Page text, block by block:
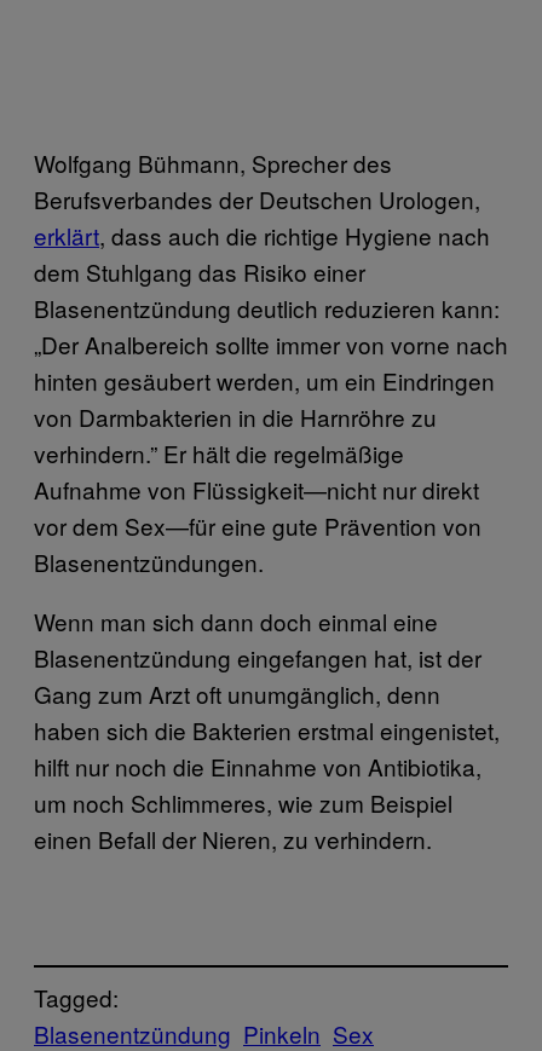
Wolfgang Bühmann, Sprecher des
Berufsverbandes der Deutschen Urologen,
erklärt, dass auch die richtige Hygiene nach
dem Stuhlgang das Risiko einer
Blasenentzündung deutlich reduzieren kann:
„Der Analbereich sollte immer von vorne nach
hinten gesäubert werden, um ein Eindringen
von Darmbakterien in die Harnröhre zu
verhindern.” Er hält die regelmäßige
Aufnahme von Flüssigkeit—nicht nur direkt
vor dem Sex—für eine gute Prävention von
Blasenentzündungen.
Wenn man sich dann doch einmal eine
Blasenentzündung eingefangen hat, ist der
Gang zum Arzt oft unumgänglich, denn
haben sich die Bakterien erstmal eingenistet,
hilft nur noch die Einnahme von Antibiotika,
um noch Schlimmeres, wie zum Beispiel
einen Befall der Nieren, zu verhindern.
Tagged:
Blasenentzündung Pinkeln Sex